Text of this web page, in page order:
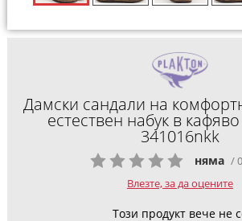
Дамски сандали на
естествен набук в
341016nkk
няма /
Влезте, за да оцените
Този продукт вече не